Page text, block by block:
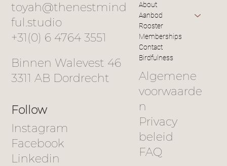
toyah@thenestmind
ful.studio
+31(0) 6 4764 3551
Binnen Walevest 46
3311 AB Dordrecht
Follow
Instagram
Facebook
Linkedin
About
Aanbod
Rooster
Memberships
Contact
Birdfulness
Algemene
voorwaarde
n
Privacy
beleid
FAQ